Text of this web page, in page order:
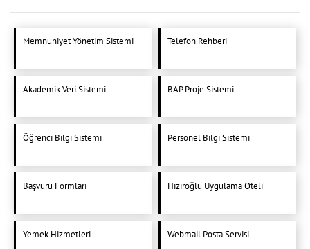
Memnuniyet Yönetim Sistemi Telefon Rehberi
Akademik Veri Sistemi BAP Proje Sistemi
Öğrenci Bilgi Sistemi Personel Bilgi Sistemi
Başvuru Formları Hızıroğlu Uygulama Oteli
Yemek Hizmetleri Webmail Posta Servisi